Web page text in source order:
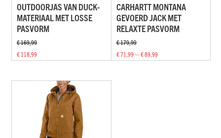
OUTDOORJAS VAN DUCK-
MATERIAAL MET LOSSE
PASVORM
€ 169,99
€ 118,99
CARHARTT MONTANA
GEVOERD JACK MET
RELAXTE PASVORM
€ 179,99
€ 71,99 — € 89,99